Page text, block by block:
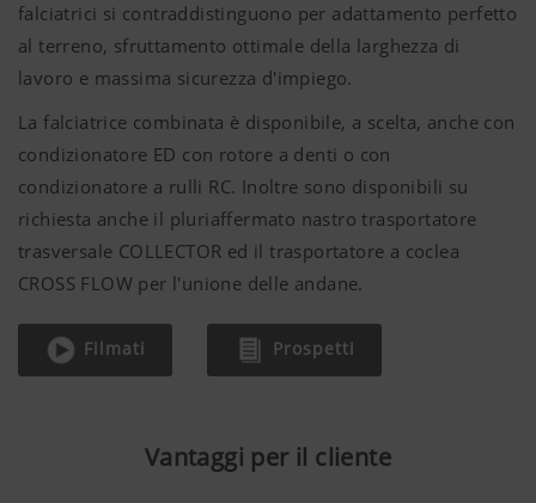
falciatrici si contraddistinguono per adattamento perfetto
al terreno, sfruttamento ottimale della larghezza di
lavoro e massima sicurezza d'impiego.
La falciatrice combinata è disponibile, a scelta, anche con
condizionatore ED con rotore a denti o con
condizionatore a rulli RC. Inoltre sono disponibili su
richiesta anche il pluriaffermato nastro trasportatore
trasversale COLLECTOR ed il trasportatore a coclea
CROSS FLOW per l'unione delle andane.
Filmati Prospetti
Vantaggi per il cliente